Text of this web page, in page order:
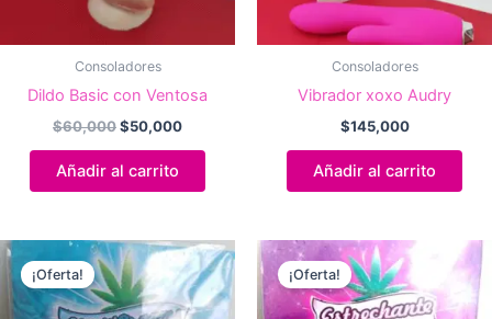
Consoladores
Dildo Basic con Ventosa
$60,000El
original
era:
$50,000El
Añadir al carrito
Consoladores
Vibrador xoxo Audry
$145,000
Añadir al carrito
¡Oferta! ¡Oferta!